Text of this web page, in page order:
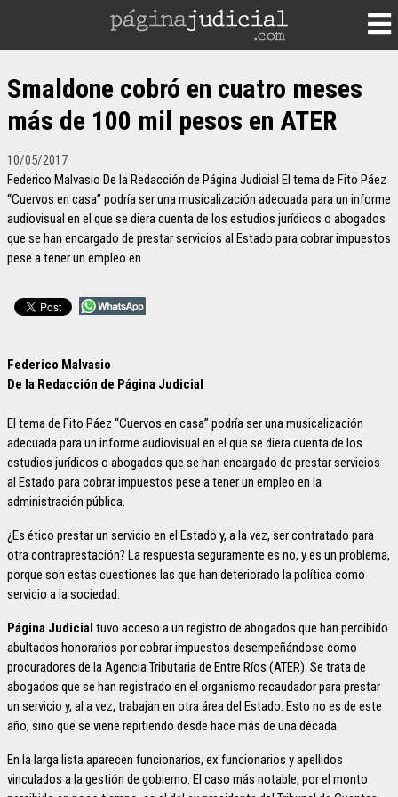
Smaldone cobró en cuatro meses
más de 100 mil pesos en ATER
10/05/2017
Federico Malvasio De la Redacción de Página Judicial El tema de Fito Páez
“Cuervos en casa” podría ser una musicalización adecuada para un informe
audiovisual en el que se diera cuenta de los estudios jurídicos o abogados
que se han encargado de prestar servicios al Estado para cobrar impuestos
pese a tener un empleo en
Federico Malvasio
De la Redacción de Página Judicial
El tema de Fito Páez “Cuervos en casa” podría ser una musicalización
adecuada para un informe audiovisual en el que se diera cuenta de los
estudios jurídicos o abogados que se han encargado de prestar servicios
al Estado para cobrar impuestos pese a tener un empleo en la
administración pública.
¿Es ético prestar un servicio en el Estado y, a la vez, ser contratado para
otra contraprestación? La respuesta seguramente es no, y es un problema,
porque son estas cuestiones las que han deteriorado la política como
servicio a la sociedad.
Página Judicial tuvo acceso a un registro de abogados que han percibido
abultados honorarios por cobrar impuestos desempeñándose como
procuradores de la Agencia Tributaria de Entre Ríos (ATER). Se trata de
abogados que se han registrado en el organismo recaudador para prestar
un servicio y, al a vez, trabajan en otra área del Estado. Esto no es de este
año, sino que se viene repitiendo desde hace más de una década.
En la larga lista aparecen funcionarios, ex funcionarios y apellidos
vinculados a la gestión de gobierno. El caso más notable, por el monto